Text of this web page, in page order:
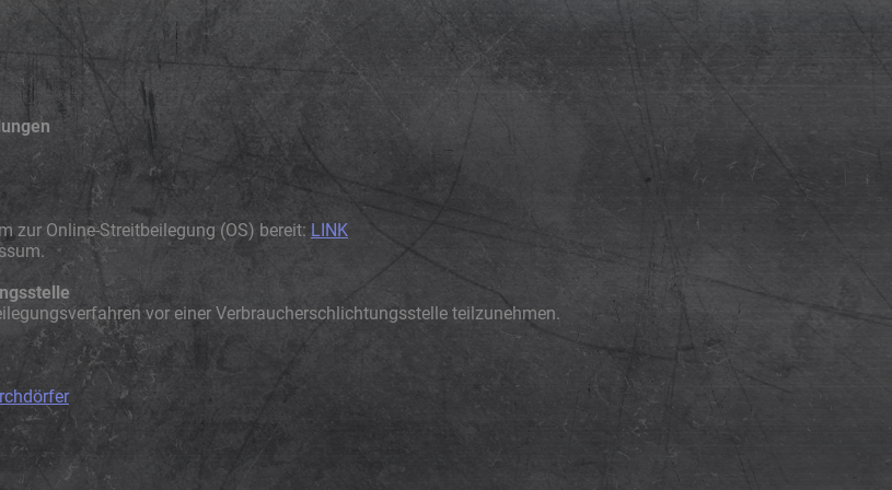
zur Online-Streitbeilegung (OS) bereit: LINK
vor einer Verbraucherschlichtungsstelle teilzunehmen.